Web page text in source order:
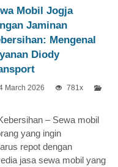
Mobil Jogja
Jaminan
Mengenal
Diody
March 2026
781x
– Sewa mobil
yang ingin
repot dengan
jasa sewa mobil yang